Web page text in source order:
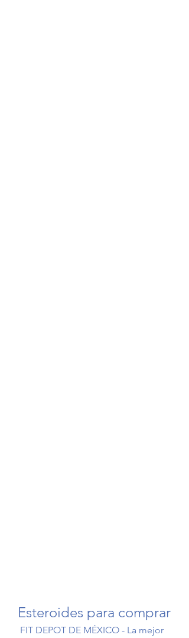
Esteroides para comprar